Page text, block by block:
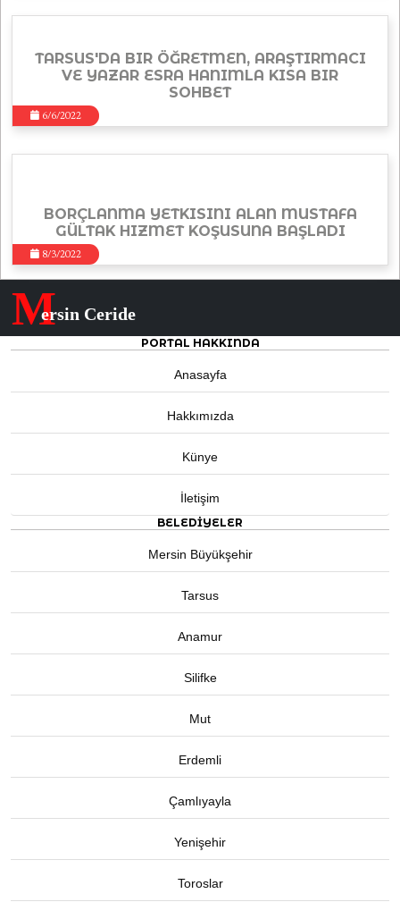
TARSUS'DA BIR ÖĞRETMEN, ARAŞTIRMACI
VE YAZAR ESRA HANIMLA KISA BIR
SOHBET
6/6/2022
BORÇLANMA YETKISINI ALAN MUSTAFA
GÜLTAK HIZMET KOŞUSUNA BAŞLADI
8/3/2022
Mersin Ceride
PORTAL HAKKINDA
Anasayfa
Hakkımızda
Künye
İletişim
BELEDIYELER
Mersin Büyükşehir
Tarsus
Anamur
Silifke
Mut
Erdemli
Çamlıyayla
Yenişehir
Toroslar